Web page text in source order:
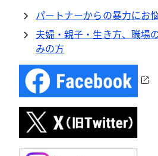
パートナーからの暴力にお
夫婦・親子・生き方、職場
みの方